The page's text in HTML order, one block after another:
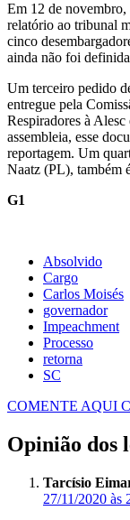
Em 12 de novembro,
relatório ao tribunal
cinco
ainda não foi
Um terceiro pedido
entregue pela
Respiradores à
assembleia, esse
reportagem. Um
Naatz (PL), também
G1
Absolvido
Cargo
Carlos Moisés
governador
Impeachment
Processo
retorna
SC
COMENTE AQUI
Opinião dos
Tarcísio
27/11/2020 às